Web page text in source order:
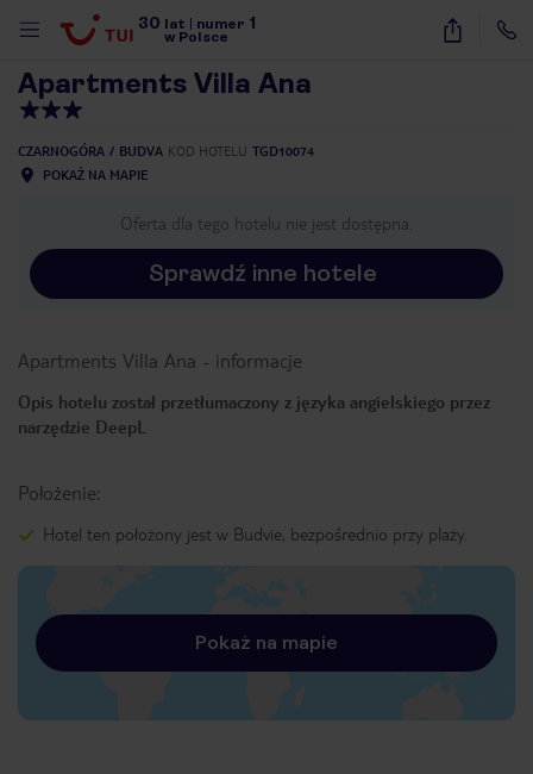
30 lat numer 1
w Polsce
27
Apartments Villa Ana
CZARNOGÓRA BUDVA KOD HOTELU TGD10074
POKAŻ NA MAPIE
Oferta dla tego hotelu nie jest dostępna.
Sprawdź inne hotele
Apartments Villa Ana - informacje
Opis hotelu został przetłumaczony z języka angielskiego przez
narzędzie DeepL
Położenie:
Hotel ten położony jest w Budvie, bezpośrednio przy plaży.
Pokaż na mapie